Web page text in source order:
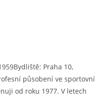
Praha 10,
působení ve sportovní
od roku 1977. V letech